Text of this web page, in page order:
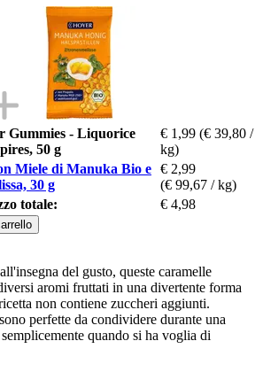
Gummies - Liquorice
50 g
€ 1,99 (€ 39,80 /
kg)
Miele di Manuka Bio e
30 g
€ 2,99
(€ 99,67 / kg)
totale:
€ 4,98
del gusto, queste caramelle
aromi fruttati in una divertente forma
non contiene zuccheri aggiunti.
perfette da condividere durante una
quando si ha voglia di